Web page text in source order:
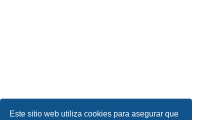
Este sitio web utiliza cookies para asegurar que